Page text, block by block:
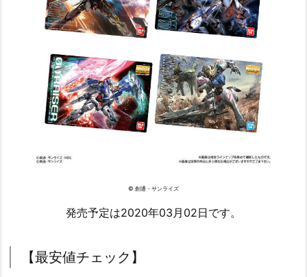
© 創通・サンライズ
発売予定は2020年03月02日です。
【最安値チェック】